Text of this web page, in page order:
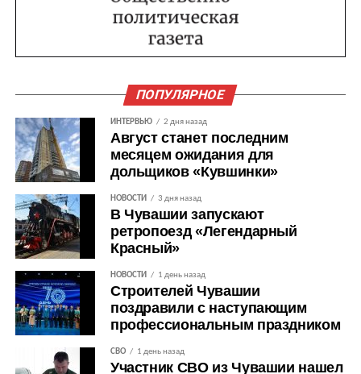
ПОПУЛЯРНОЕ
ИНТЕРВЬЮ 2 дня назад
Август станет последним
месяцем ожидания для
дольщиков «Кувшинки»
НОВОСТИ 3 дня назад
В Чувашии запускают
ретропоезд «Легендарный
Красный»
НОВОСТИ 1 день назад
Строителей Чувашии
поздравили с наступающим
профессиональным праздником
СВО 1 день назад
Участник СВО из Чувашии нашел